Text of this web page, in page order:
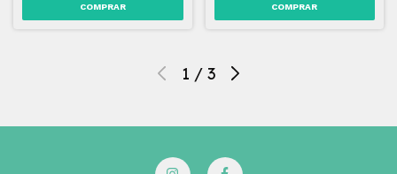
1 / 3